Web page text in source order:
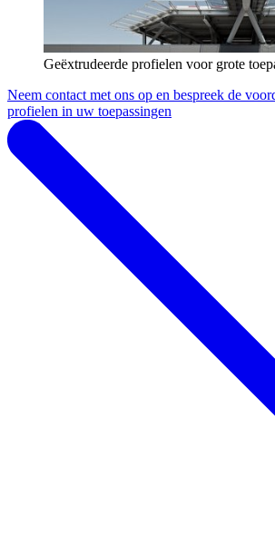
Geëxtrudeerde profielen voor grote
Neem contact met ons op en bespreek de
profielen in uw toepassingen